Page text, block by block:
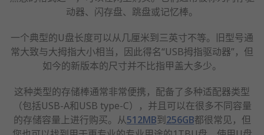
动器、闪存盘、跳盘或记忆棒。
一个典型的U盘长度可以从几厘米到三英寸不等。旧型号通
常大致与大拇指大小相当，因此得名“USB拇指驱动器”，但
如今的新版本的尺寸并不比指甲盖大多少。
这种类型的存储棒通常非常便携，配备了多种适配器类型
（包括USB-A和USB type-C），并且可以在很多不同容量
的存储容量上进行购买。从512MB到 256GB都很常见，但